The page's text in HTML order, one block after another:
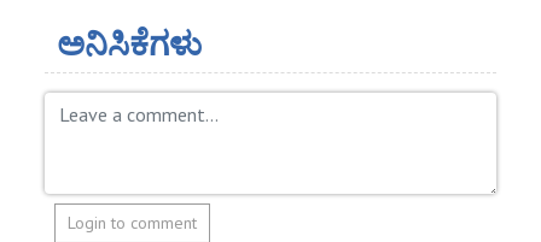
ಅನಿಸಿಕೆಗಳು
Login to comment